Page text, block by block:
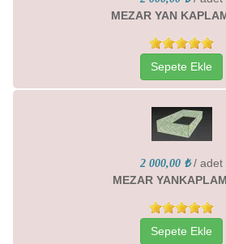
MEZAR YAN
Sepete Ekle
2 000,00 ₺ / adet
MEZAR
Sepete Ekle